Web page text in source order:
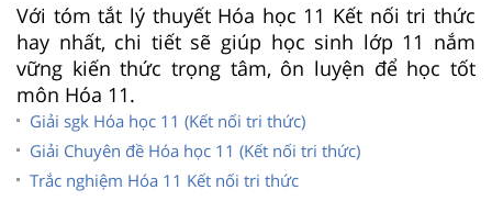
Với tóm tắt lý thuyết Hóa học 11 Kết nối tri thức
hay nhất, chi tiết sẽ giúp học sinh lớp 11 nắm
vững kiến thức trọng tâm, ôn luyện để học tốt
môn Hóa 11.
Giải sgk Hóa học 11 (Kết nối tri thức)
Giải Chuyên đề Hóa học 11 (Kết nối tri thức)
Trắc nghiệm Hóa 11 Kết nối tri thức